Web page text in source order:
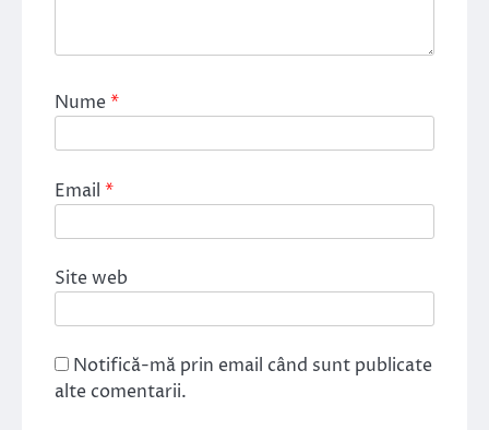
Nume*
Email *
Site web
Notifică-mă prin email când sunt publicate
alte comentarii.